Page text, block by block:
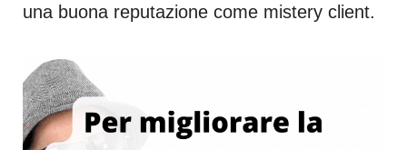
una buona reputazione come mistery client.